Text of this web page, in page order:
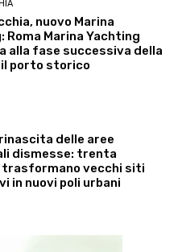
nuovo Marina
Roma Marina Yachting
alla fase successiva della
il porto storico
delle aree
dismesse: trenta
vecchi siti
in nuovi poli urbani